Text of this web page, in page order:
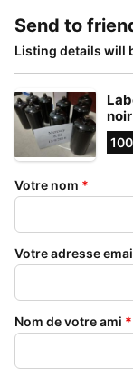
Send to
Listing details will
Votre nom *
Votre adresse
Nom de votre ami *